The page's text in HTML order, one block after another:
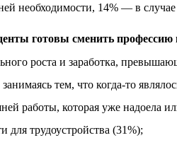
необходимости, 14% — в
готовы сменить
роста и заработка,
тем, что когда-то
работы, которая уже надоела
для трудоустройства (31%);